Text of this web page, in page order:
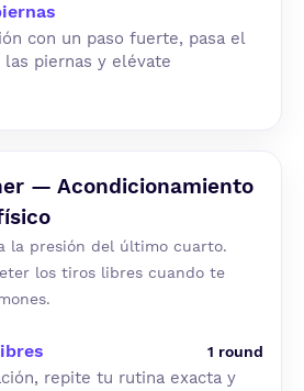
con un paso fuerte, pasa el
piernas y elévate
— Acondicionamiento
la presión del último cuarto.
los tiros libres cuando te
1 round
repite tu rutina exacta y